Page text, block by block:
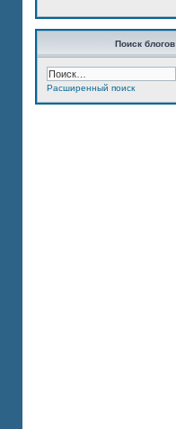
Поиск блогов
Расширенный поиск